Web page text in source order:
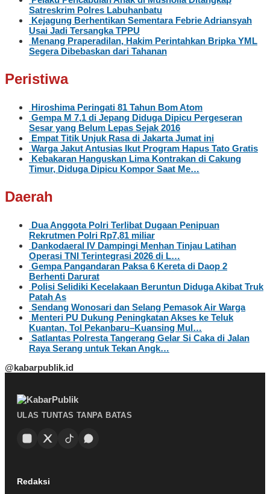
Satreskrim Polres Labuhanbatu
Kejagung Berhentikan Sementara Febrie Adriansyah
Usai Jadi Tersangka TPPU
Menang Praperadilan, Hakim Perintahkan Bripka YML
Segera Dibebaskan dari Tahanan
Peristiwa
Hiroshima Peringati 81 Tahun Bom Atom
Gempa M 7,1 di Jepang Diduga Dipicu Pergeseran
Sesar yang Belum Lepas Sejak 2016
Empat Titik Unjuk Rasa di Jakarta Jumat ini
Warga Jakut Antusias Ikut Program Hapus Tato Gratis
Kebakaran Hanguskan Lima Kontrakan di Cakung
Timur, Diduga Dipicu Kompor Saat Me…
Daerah
Dua Anggota Polri Terlibat Dugaan Penipuan
Rekrutmen Polri Rp7,81 miliar
Dankodaeral IV Dampingi Menhan Tinjau Latihan
Operasi TNI Terintegrasi 2026 di L…
Gempa Pangandaran Paksa 6 Kereta di Daop 2
Berhenti Darurat
Polisi Selidiki Kecelakaan Beruntun Diduga Akibat Truk
Patah As
Sendang Wonosari dan Selang Pemasok Air Warga
Menteri PU Dukung Peningkatan Akses ke Teluk
Kuantan, Tol Pekanbaru–Kuansing Mul…
Satlantas Polresta Tangerang Gelar Si Caka di Jalan
Raya Serang untuk Tekan Angk…
@kabarpublik.id
ULAS TUNTAS TANPA BATAS
Redaksi